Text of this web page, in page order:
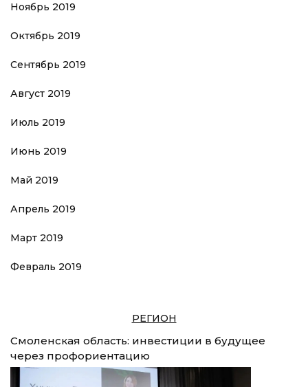
Ноябрь 2019
Октябрь 2019
Сентябрь 2019
Август 2019
Июль 2019
Июнь 2019
Май 2019
Апрель 2019
Март 2019
Февраль 2019
РЕГИОН
Смоленская область: инвестиции в будущее
через профориентацию